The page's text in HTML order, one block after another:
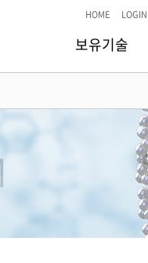
HOME LOGIN
보유기술